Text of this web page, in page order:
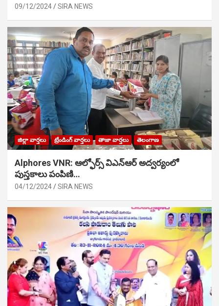
09/12/2024 SIRA NEWS
జిల్లా వార్తలు ట్రేండింగ్ వార్తలు తాజా వార్తలు తెలంగాణ
Alphores VNR: ఆల్ఫోర్స్ విఎన్ఆర్ అద్వర్యంలో
పుస్తకాలు పంపిణి…
04/12/2024 SIRA NEWS